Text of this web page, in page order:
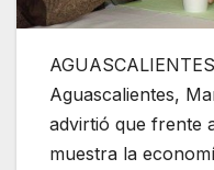
Aguascalientes,
advirtió que frente
muestra la